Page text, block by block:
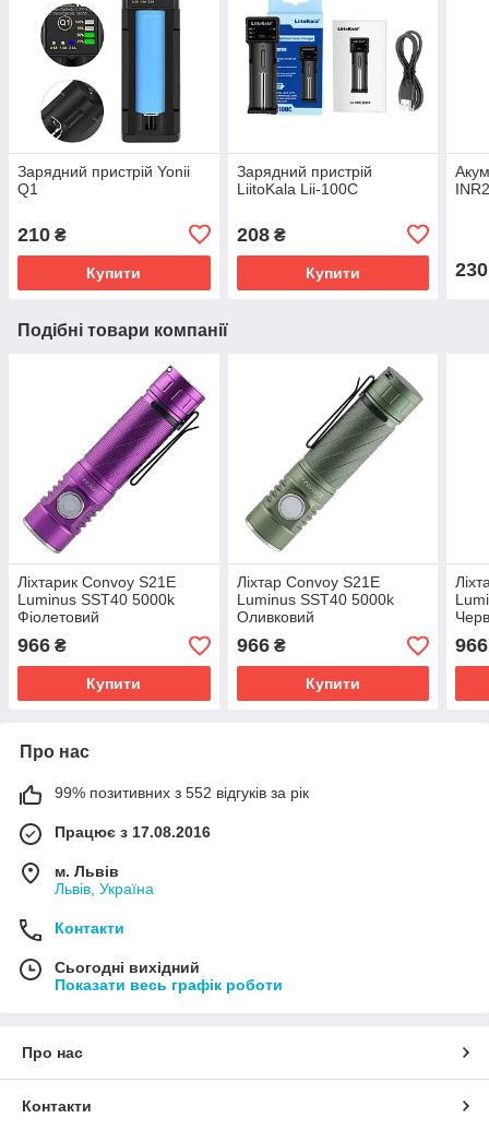
Зарядний пристрій Yonii
Q1
210 ₴
Купити
Зарядний пристрій
LiitoKala Lii-100C
208₴
Купити 230
Подібні товари компанії
Ліхтарик Convoy S21E
Luminus SST40 5000k
Фіолетовий
966 ₴
Купити
Ліхтар Convoy S21E
Luminus SST40 5000k
Оливковий
966₴
Купити
966
Про нас
99% позитивних з 552 відгуків за рік
Працює з 17.08.2016
м. Львів
Львів, Україна
Контакти
Сьогодні вихідний
Показати весь графік роботи
Про нас
Контакти